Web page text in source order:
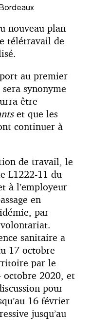
nouveau plan
télétravail de
au premier
synonyme
être
et que les
continuer à
de travail, le
L1222-11 du
à l’employeur
en
par
sanitaire a
17 octobre
par le
octobre 2020, et
pour
16 février
jusqu’au